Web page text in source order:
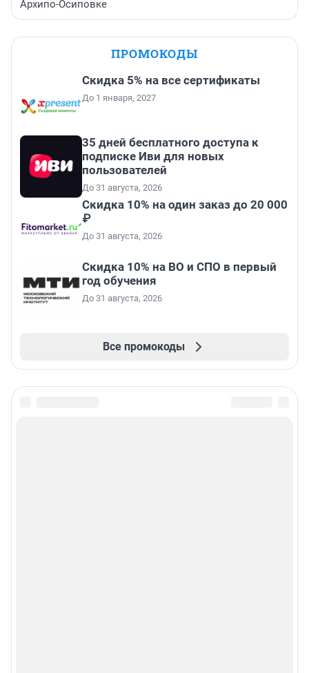
Архипо-Осиповке
ПРОМОКОДЫ
Скидка 5% на все сертификаты
До 1 января, 2027
35 дней бесплатного доступа к
подписке Иви для новых
пользователей
До 31 августа, 2026
Скидка 10% на один заказ до 20 000
₽
До 31 августа, 2026
Скидка 10% на ВО и СПО в первый
год обучения
До 31 августа, 2026
Все промокоды